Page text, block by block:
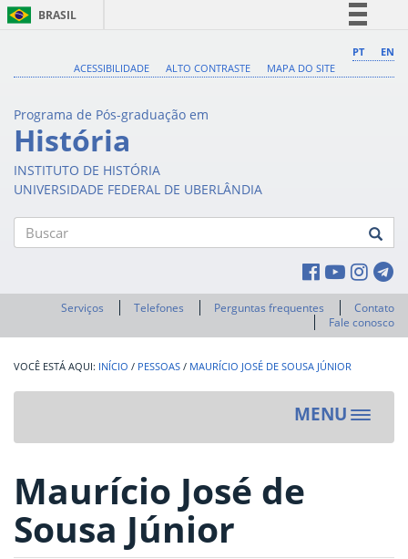
BRASIL
Comunica BR
PT
EN
ACESSIBILIDADE
ALTO CONTRASTE MAPA DO SITE
Programa de Pós-graduação em
História
INSTITUTO DE HISTÓRIA
UNIVERSIDADE FEDERAL DE UBERLÂNDIA
Serviços Telefones Perguntas frequentes
Contato
Fale conosco
INÍCIO / PESSOAS / MAURÍCIO JOSÉ DE SOUSA JÚNIOR
MENU
Toggle
Maurício José de
Sousa Júnior